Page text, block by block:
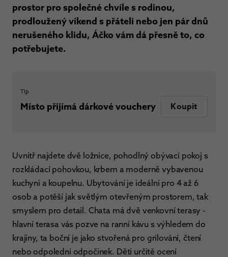
prostor pro společné chvíle s rodinou,
prodloužený víkend s přáteli nebo jen pár dnů
nerušeného klidu, Áčko vám dá přesně to, co
potřebujete.
Tip
Místo přijímá dárkové vouchery Koupit
Uvnitř najdete dvě ložnice, pohodlný obývací pokoj s
rozkládací pohovkou, krbem a moderně vybavenou
kuchyni a koupelnu. Ubytování je ideální pro 4 až 6
osob a potěší jak světlým otevřeným prostorem, tak
smyslem pro detail. Chata má dvě venkovní terasy -
hlavní terasa vás pozve na ranní kávu s výhledem do
krajiny, ta boční je jako stvořená pro grilování, čtení
nebo odpolední odpočinek. Děti určitě ocení